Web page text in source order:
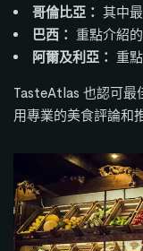
哥倫比亞： 其中
巴西： 重點介紹
阿爾及利亞： 重
TasteAtlas 也認可最
用專業的美食評論和